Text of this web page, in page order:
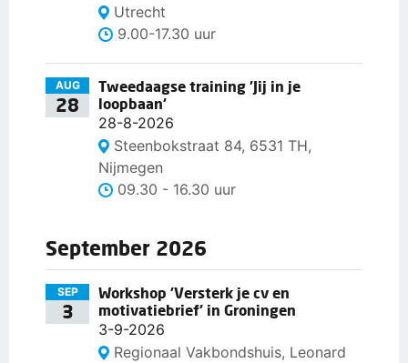
Utrecht
9.00-17.30 uur
AUG
28
Tweedaagse training 'Jij in je
loopbaan'
28-8-2026
Steenbokstraat 84, 6531 TH,
Nijmegen
09.30 - 16.30 uur
September 2026
SEP
3
Workshop 'Versterk je cv en
motivatiebrief' in Groningen
3-9-2026
Regionaal Vakbondshuis, Leonard